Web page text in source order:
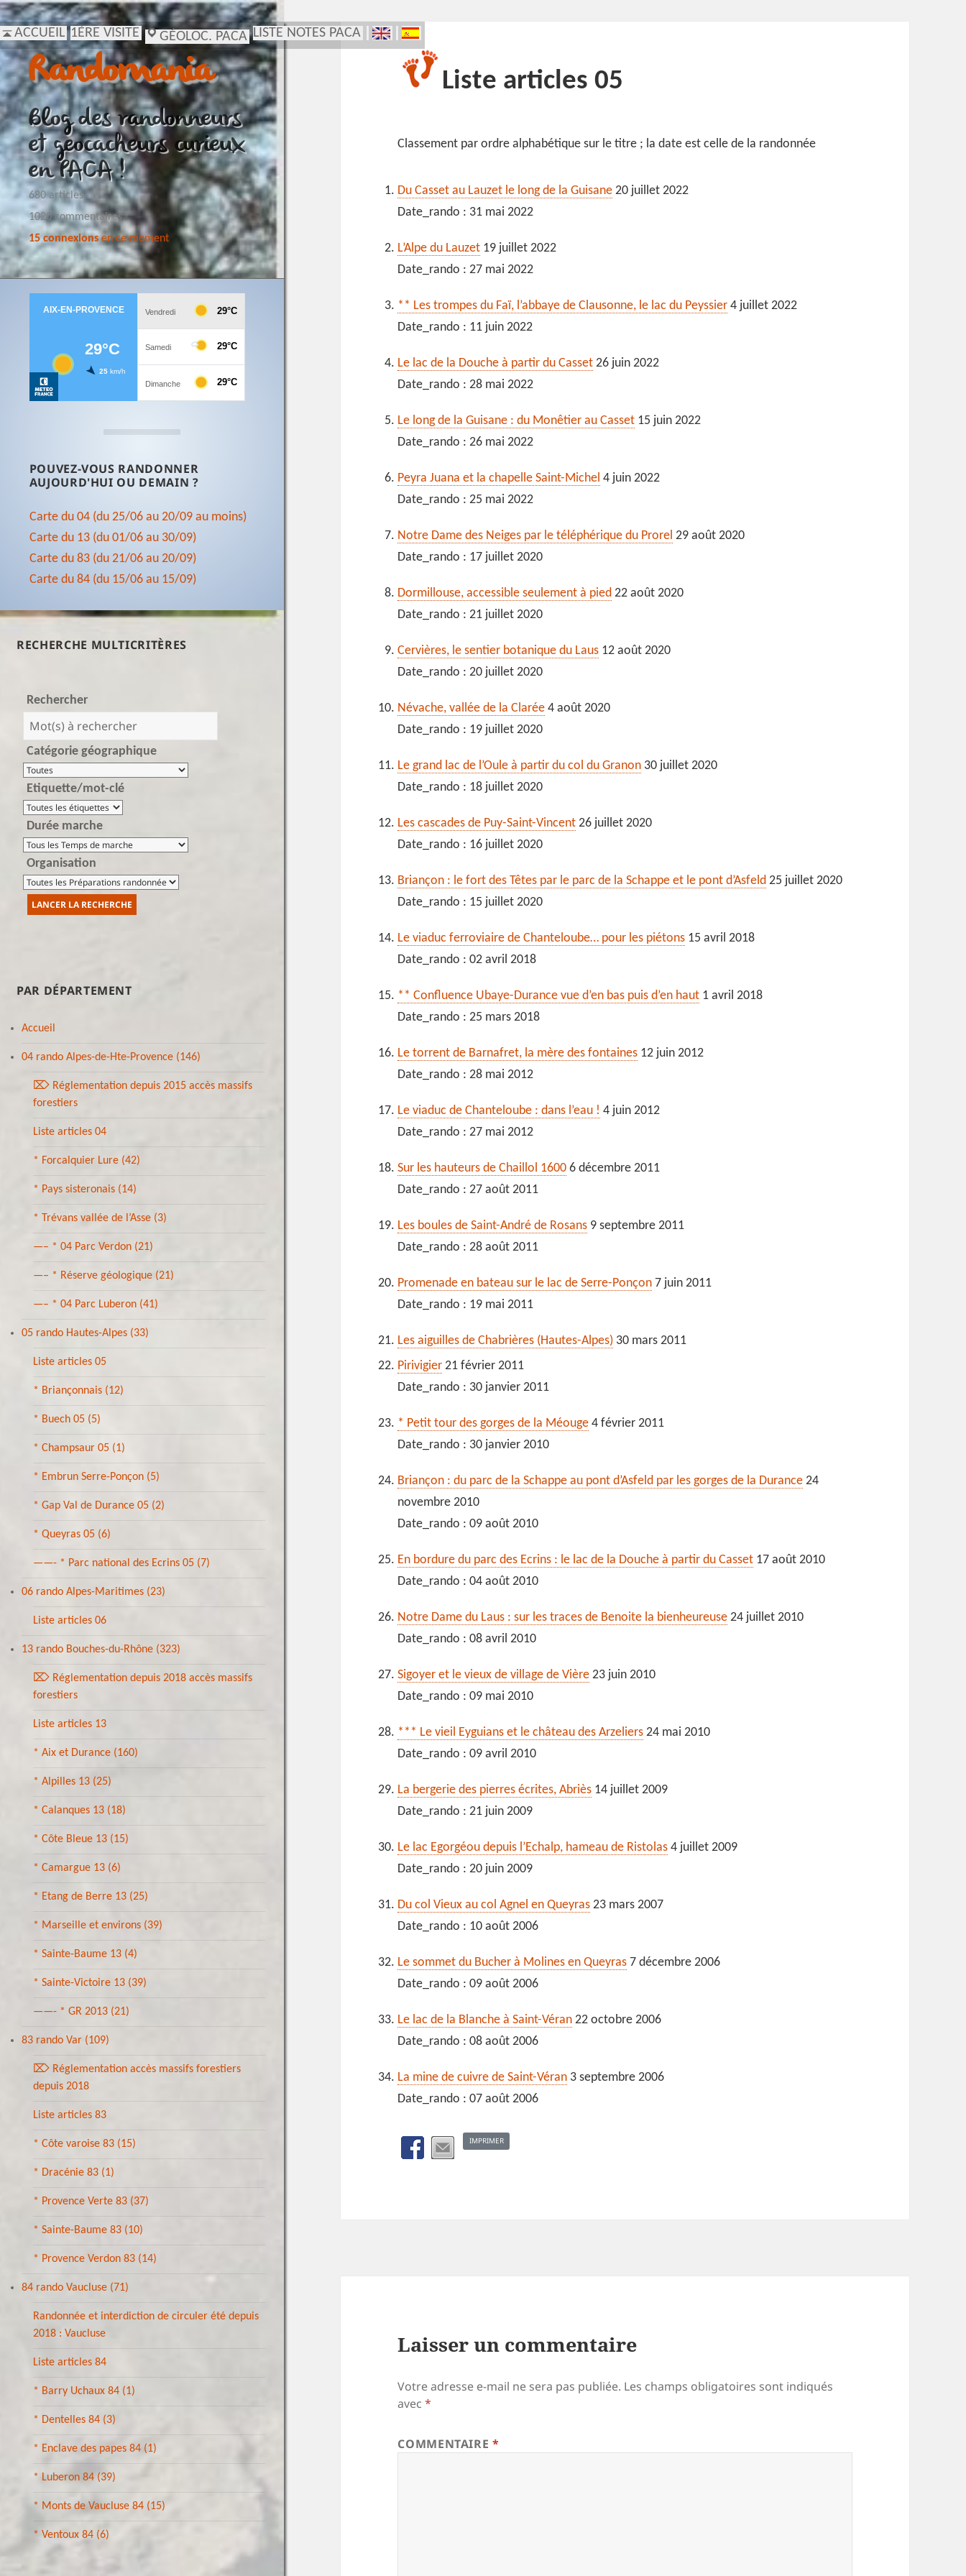
ACCUEIL 1ÈRE VISITE GÉOLOC. PACA LISTE NOTES PACA
Randomania
Blog des randonneurs
et geocacheurs curieux
en PACA !
680 articles
1020 commentaires
15 connexionsen ce moment
POUVEZ-VOUS RANDONNER
AUJOURD'HUI OU DEMAIN ?
Carte du 04 (du 25/06 au 20/09 au moins)
Carte du 13 (du 01/06 au 30/09)
Carte du 83 (du 21/06 au 20/09)
Carte du 84 (du 15/06 au 15/09)
RECHERCHE MULTICRITÈRES
Rechercher
Catégorie géographique
Etiquette/mot-clé
Durée marche
Organisation
PAR DÉPARTEMENT
Accueil
04 rando Alpes-de-Hte-Provence (146)
⌦ Réglementation depuis 2015 accès massifs
forestiers
Liste articles 04
* Forcalquier Lure (42)
* Pays sisteronais (14)
* Trévans vallée de l’Asse (3)
—– * 04 Parc Verdon (21)
—– * Réserve géologique (21)
—– * 04 Parc Luberon (41)
05 rando Hautes-Alpes (33)
Liste articles 05
* Briançonnais (12)
* Buech 05 (5)
* Champsaur 05 (1)
* Embrun Serre-Ponçon (5)
* Gap Val de Durance 05 (2)
* Queyras 05 (6)
——- * Parc national des Ecrins 05 (7)
06 rando Alpes-Maritimes (23)
Liste articles 06
13 rando Bouches-du-Rhône (323)
⌦ Réglementation depuis 2018 accès massifs
forestiers
Liste articles 13
* Aix et Durance (160)
* Alpilles 13 (25)
* Calanques 13 (18)
* Côte Bleue 13 (15)
* Camargue 13 (6)
* Etang de Berre 13 (25)
* Marseille et environs (39)
* Sainte-Baume 13 (4)
* Sainte-Victoire 13 (39)
——- * GR 2013 (21)
83 rando Var (109)
⌦ Réglementation accès massifs forestiers
depuis 2018
Liste articles 83
* Côte varoise 83 (15)
* Dracénie 83 (1)
* Provence Verte 83 (37)
* Sainte-Baume 83 (10)
* Provence Verdon 83 (14)
84 rando Vaucluse (71)
Randonnée et interdiction de circuler été depuis
2018 : Vaucluse
Liste articles 84
* Barry Uchaux 84 (1)
* Dentelles 84 (3)
* Enclave des papes 84 (1)
* Luberon 84 (39)
* Monts de Vaucluse 84 (15)
* Ventoux 84 (6)
Liste articles 05
Classement par ordre alphabétique sur le titre ; la date est celle de la randonnée
Du Casset au Lauzet le long de la Guisane 20 juillet 2022
Date_rando : 31 mai 2022
L’Alpe du Lauzet 19 juillet 2022
Date_rando : 27 mai 2022
** Les trompes du Faï, l’abbaye de Clausonne, le lac du Peyssier 4 juillet 2022
Date_rando : 11 juin 2022
Le lac de la Douche à partir du Casset 26 juin 2022
Date_rando : 28 mai 2022
Le long de la Guisane : du Monêtier au Casset 15 juin 2022
Date_rando : 26 mai 2022
Peyra Juana et la chapelle Saint-Michel 4 juin 2022
Date_rando : 25 mai 2022
Notre Dame des Neiges par le téléphérique du Prorel 29 août 2020
Date_rando : 17 juillet 2020
Dormillouse, accessible seulement à pied 22 août 2020
Date_rando : 21 juillet 2020
Cervières, le sentier botanique du Laus 12 août 2020
Date_rando : 20 juillet 2020
Névache, vallée de la Clarée 4 août 2020
Date_rando : 19 juillet 2020
Le grand lac de l’Oule à partir du col du Granon 30 juillet 2020
Date_rando : 18 juillet 2020
Les cascades de Puy-Saint-Vincent 26 juillet 2020
Date_rando : 16 juillet 2020
Briançon : le fort des Têtes par le parc de la Schappe et le pont d’Asfeld 25 juillet 2020
Date_rando : 15 juillet 2020
Le viaduc ferroviaire de Chanteloube… pour les piétons 15 avril 2018
Date_rando : 02 avril 2018
** Confluence Ubaye-Durance vue d’en bas puis d’en haut 1 avril 2018
Date_rando : 25 mars 2018
Le torrent de Barnafret, la mère des fontaines 12 juin 2012
Date_rando : 28 mai 2012
Le viaduc de Chanteloube : dans l’eau ! 4 juin 2012
Date_rando : 27 mai 2012
Sur les hauteurs de Chaillol 1600 6 décembre 2011
Date_rando : 27 août 2011
Les boules de Saint-André de Rosans 9 septembre 2011
Date_rando : 28 août 2011
Promenade en bateau sur le lac de Serre-Ponçon 7 juin 2011
Date_rando : 19 mai 2011
Les aiguilles de Chabrières (Hautes-Alpes) 30 mars 2011
Pirivigier 21 février 2011
Date_rando : 30 janvier 2011
* Petit tour des gorges de la Méouge 4 février 2011
Date_rando : 30 janvier 2010
Briançon : du parc de la Schappe au pont d’Asfeld par les gorges de la Durance 24
novembre 2010
Date_rando : 09 août 2010
En bordure du parc des Ecrins : le lac de la Douche à partir du Casset 17 août 2010
Date_rando : 04 août 2010
Notre Dame du Laus : sur les traces de Benoite la bienheureuse 24 juillet 2010
Date_rando : 08 avril 2010
Sigoyer et le vieux de village de Vière 23 juin 2010
Date_rando : 09 mai 2010
*** Le vieil Eyguians et le château des Arzeliers 24 mai 2010
Date_rando : 09 avril 2010
La bergerie des pierres écrites, Abriès 14 juillet 2009
Date_rando : 21 juin 2009
Le lac Egorgéou depuis l’Echalp, hameau de Ristolas 4 juillet 2009
Date_rando : 20 juin 2009
Du col Vieux au col Agnel en Queyras 23 mars 2007
Date_rando : 10 août 2006
Le sommet du Bucher à Molines en Queyras 7 décembre 2006
Date_rando : 09 août 2006
Le lac de la Blanche à Saint-Véran 22 octobre 2006
Date_rando : 08 août 2006
La mine de cuivre de Saint-Véran 3 septembre 2006
Date_rando : 07 août 2006
IMPRIMER
Laisser un commentaire
Votre adresse e-mail ne sera pas publiée. Les champs obligatoires sont indiqués
avec*
COMMENTAIRE*